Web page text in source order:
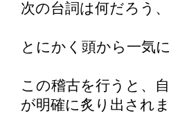
次の台詞は何だろう
とにかく頭から一気
この稽古を行うと、
が明確に炙り出されま